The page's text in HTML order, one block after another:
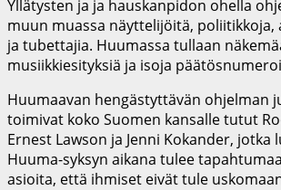
Yllätysten ja ja hauskanpidon ohella
muun muassa näyttelijöitä, poliitikkoja,
ja tubettajia. Huumassa tullaan
musiikkiesityksiä ja isoja
Huumaavan hengästyttävän ohjelman
toimivat koko Suomen kansalle tutut
Ernest Lawson ja Jenni Kokander, jotka
Huuma-syksyn aikana tulee
asioita, että ihmiset eivät tule